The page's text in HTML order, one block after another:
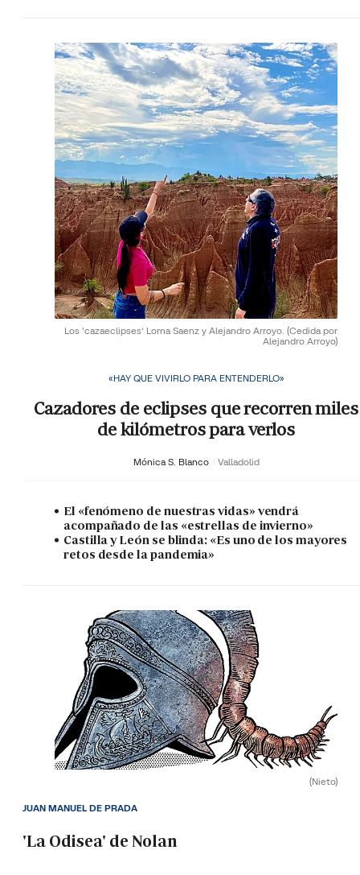
Los 'cazaeclipses' Lorna Saenz y Alejandro Arroyo. (Cedida por
Alejandro Arroyo)
«HAY QUE VIVIRLO PARA ENTENDERLO»
Cazadores de eclipses que recorren miles
de kilómetros para verlos
Mónica S. Blanco Valladolid
El «fenómeno de nuestras vidas» vendrá
acompañado de las «estrellas de invierno»
Castilla y León se blinda: «Es uno de los mayores
retos desde la pandemia»
(Nieto)
'La Odisea' de Nolan
JUAN MANUEL DE PRADA